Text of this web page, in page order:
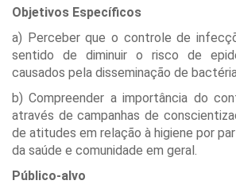
Objetivos Específicos
a) Perceber que o controle de
sentido de diminuir o risco de
causados pela disseminação de
b) Compreender a importância do
através de campanhas de
de atitudes em relação à higiene por
da saúde e comunidade em geral.
Público-alvo